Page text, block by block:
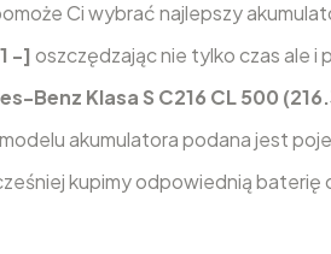
Ci wybrać najlepszy
-] oszczędzając nie tylko czas ale i
Benz Klasa S C216 CL 500
akumulatora podana jest
kupimy odpowiednią